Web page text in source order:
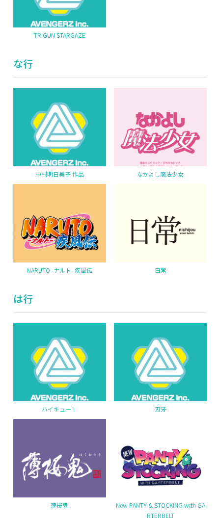
TRIGUN STARGAZE
な行
中村明日美子 作品 なかよし魔法少女
NARUTO -ナルト- 疾風伝 日常
は行
ハイキュー！ 刃牙
薄桜鬼
New PANTY & STOCKING with GA
RTERBELT